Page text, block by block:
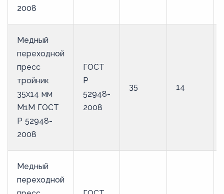
2008
Медный
переходной
пресс
тройник
35х14 мм
М1М ГОСТ
Р 52948-
2008
ГОСТ
Р
52948-
2008
35 14
Медный
переходной